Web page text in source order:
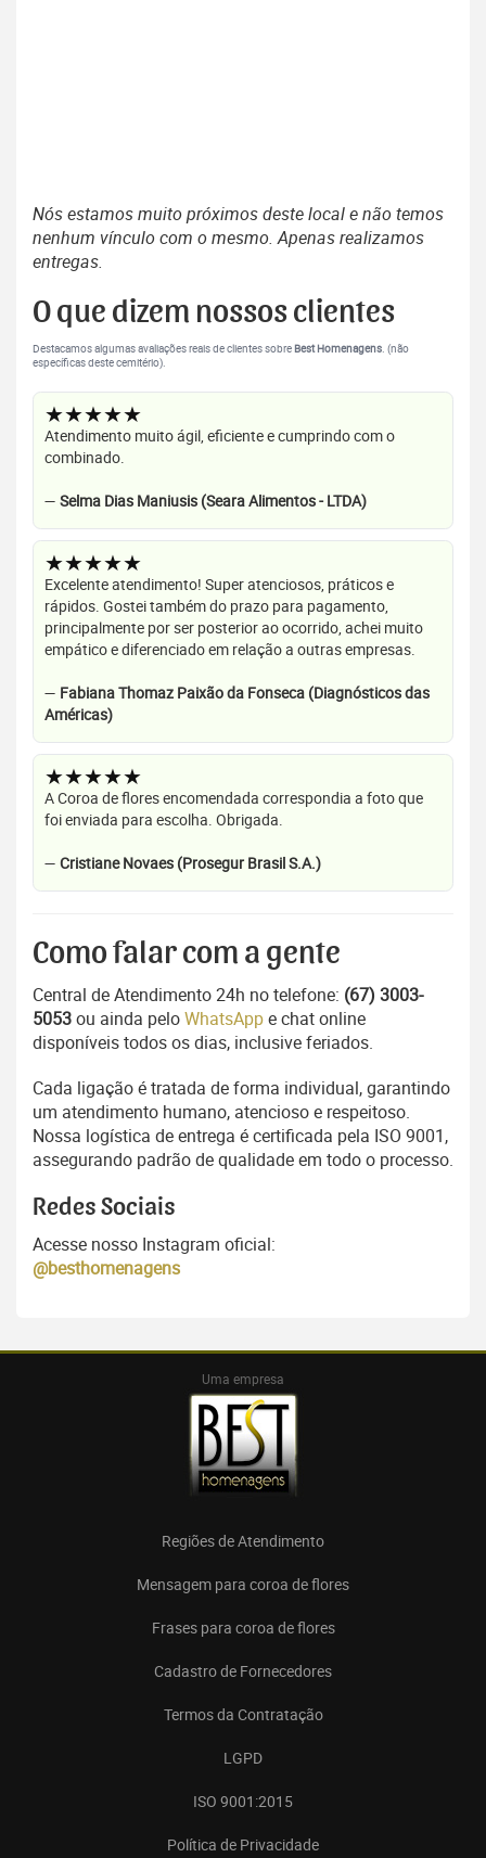
Nós estamos muito próximos deste local e não temos
nenhum vínculo com o mesmo. Apenas realizamos
entregas.
O que dizem nossos clientes
Destacamos algumas avaliações reais de clientes sobreBest Homenagens . (não
específicas deste cemitério).
★★★★★
Atendimento muito ágil, eficiente e cumprindo com o
combinado.
— Selma Dias Maniusis (Seara Alimentos - LTDA)
★★★★★
Excelente atendimento! Super atenciosos, práticos e
rápidos. Gostei também do prazo para pagamento,
principalmente por ser posterior ao ocorrido, achei muito
empático e diferenciado em relação a outras empresas.
— Fabiana Thomaz Paixão da Fonseca (Diagnósticos das
Américas)
★★★★★
A Coroa de flores encomendada correspondia a foto que
foi enviada para escolha. Obrigada.
— Cristiane Novaes (Prosegur Brasil S.A.)
Como falar com a gente
Central de Atendimento 24h no telefone: (67) 3003-
5053ou ainda peloWhatsAppe chat online
disponíveis todos os dias, inclusive feriados.
Cada ligação é tratada de forma individual, garantindo
um atendimento humano, atencioso e respeitoso.
Nossa logística de entrega é certificada pela ISO 9001,
assegurando padrão de qualidade em todo o processo.
Redes Sociais
Acesse nosso Instagram oficial:
@besthomenagens
Uma empresa
Regiões de Atendimento
Mensagem para coroa de flores
Frases para coroa de flores
Cadastro de Fornecedores
Termos da Contratação
LGPD
ISO 9001:2015
Política de Privacidade